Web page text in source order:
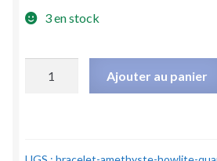
3 en stock
Ajouter au panier